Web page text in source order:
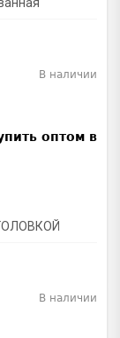
В наличии
В наличии